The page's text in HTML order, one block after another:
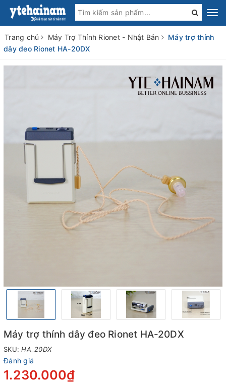
Trang chủ Máy Trợ Thính Rionet - Nhật Bản
Máy trợ thính
dây đeo Rionet HA-20DX
Máy trợ thính dây đeo Rionet HA-20DX
SKU:HA_20DX
Đánh giá
1.230.000₫